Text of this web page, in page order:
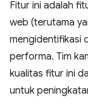
Fitur ini adalah
web (terutama
mengidentifikasi
performa. Tim
kualitas fitur ini
untuk